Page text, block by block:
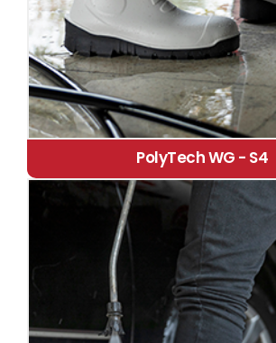
PolyTech WG - S4